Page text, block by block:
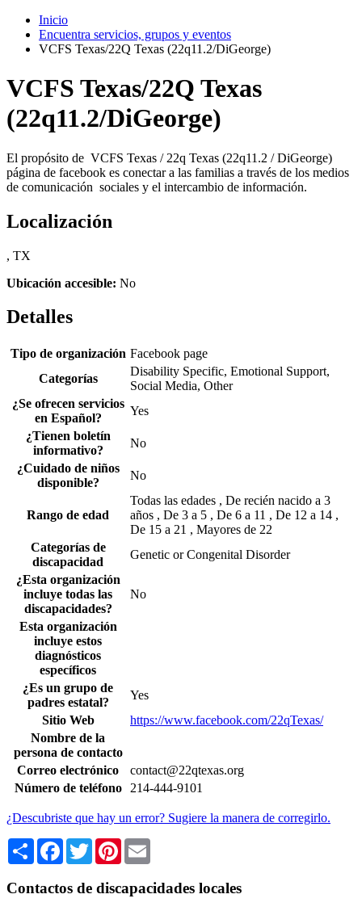
Inicio
Encuentra servicios, grupos y eventos
VCFS Texas/22Q Texas (22q11.2/DiGeorge)
VCFS Texas/22Q Texas
(22q11.2/DiGeorge)
El propósito de VCFS Texas / 22q Texas (22q11.2 / DiGeorge)
página de facebook es conectar a las familias a través de los medios
de comunicación sociales y el intercambio de información.
Localización
, TX
Ubicación accesible: No
Detalles
Tipo de organización Facebook page
Categorías
Disability Specific, Emotional Support,
Social Media, Other
¿Se ofrecen servicios
en Español?
Yes
¿Tienen boletín
informativo?
No
¿Cuidado de niños
disponible?
No
Rango de edad
Todas las edades , De recién nacido a 3
años , De 3 a 5 , De 6 a 11 , De 12 a 14 ,
De 15 a 21 , Mayores de 22
Categorías de
discapacidad
Genetic or Congenital Disorder
¿Esta organización
incluye todas las
discapacidades?
No
Esta organización
incluye estos
diagnósticos
específicos
¿Es un grupo de
padres estatal?
Yes
Sitio Web
https://www.facebook.com/22qTexas/
Nombre de la
persona de contacto
Correo electrónico
contact@22qtexas.org
Número de teléfono
214-444-9101
¿Descubriste que hay un error? Sugiere la manera de corregirlo.
Share Facebook
TwitterPinterest
Contactos de discapacidades locales